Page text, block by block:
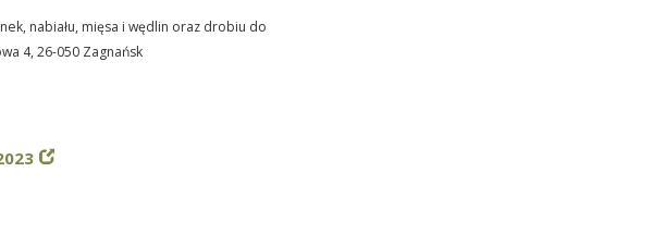
nabiału, mięsa i wędlin oraz drobiu do
4, 26-050 Zagnańsk